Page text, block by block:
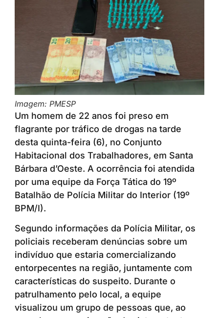
Imagem: PMESP
Um homem de 22 anos foi preso em
flagrante por tráfico de drogas na tarde
desta quinta-feira (6), no Conjunto
Habitacional dos Trabalhadores, em Santa
Bárbara d’Oeste. A ocorrência foi atendida
por uma equipe da Força Tática do 19º
Batalhão de Polícia Militar do Interior (19º
BPM/I).
Segundo informações da Polícia Militar, os
policiais receberam denúncias sobre um
indivíduo que estaria comercializando
entorpecentes na região, juntamente com
características do suspeito. Durante o
patrulhamento pelo local, a equipe
visualizou um grupo de pessoas que, ao